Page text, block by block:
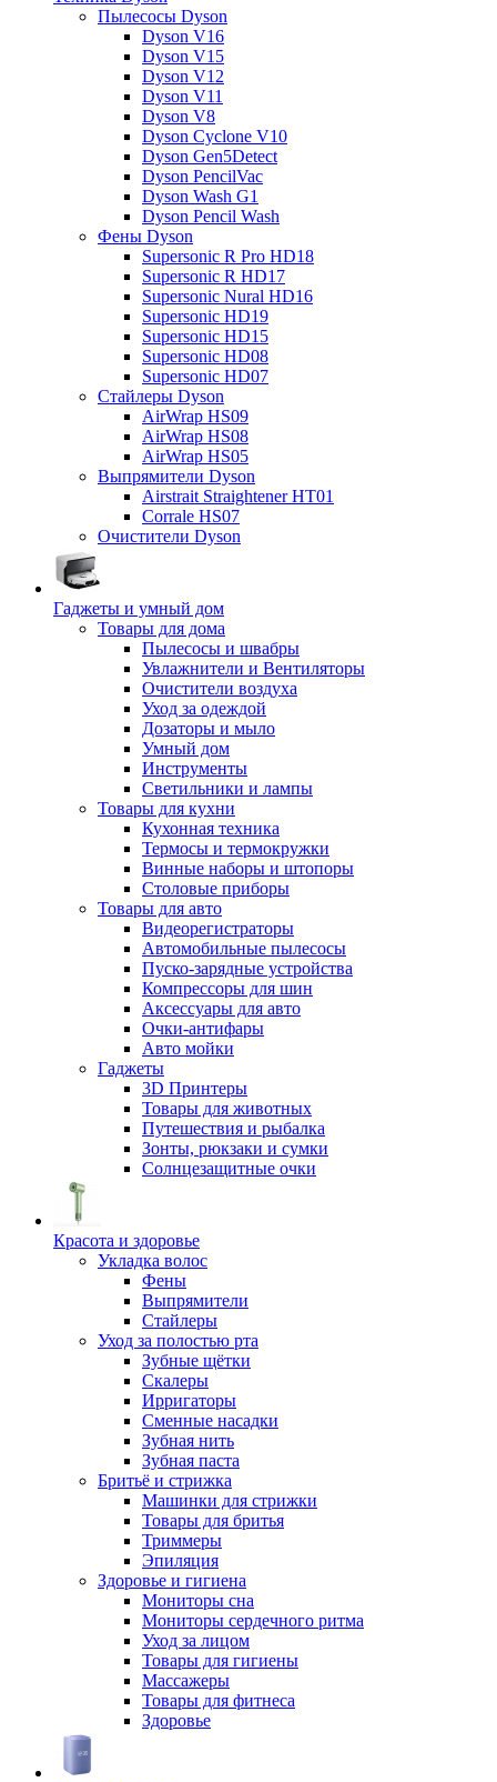
Пылесосы Dyson
Dyson V16
Dyson V15
Dyson V12
Dyson V11
Dyson V8
Dyson Cyclone V10
Dyson Gen5Detect
Dyson PencilVac
Dyson Wash G1
Dyson Pencil Wash
Фены Dyson
Supersonic R Pro HD18
Supersonic R HD17
Supersonic Nural HD16
Supersonic HD19
Supersonic HD15
Supersonic HD08
Supersonic HD07
Стайлеры Dyson
AirWrap HS09
AirWrap HS08
AirWrap HS05
Выпрямители Dyson
Airstrait Straightener HT01
Corrale HS07
Очистители Dyson
Гаджеты и умный дом
Товары для дома
Пылесосы и швабры
Увлажнители и Вентиляторы
Очистители воздуха
Уход за одеждой
Дозаторы и мыло
Умный дом
Инструменты
Светильники и лампы
Товары для кухни
Кухонная техника
Термосы и термокружки
Винные наборы и штопоры
Столовые приборы
Товары для авто
Видеорегистраторы
Автомобильные пылесосы
Пуско-зарядные устройства
Компрессоры для шин
Аксессуары для авто
Очки-антифары
Авто мойки
Гаджеты
3D Принтеры
Товары для животных
Путешествия и рыбалка
Зонты, рюкзаки и сумки
Солнцезащитные очки
Красота и здоровье
Укладка волос
Фены
Выпрямители
Стайлеры
Уход за полостью рта
Зубные щётки
Скалеры
Ирригаторы
Сменные насадки
Зубная нить
Зубная паста
Бритьё и стрижка
Машинки для стрижки
Товары для бритья
Триммеры
Эпиляция
Здоровье и гигиена
Мониторы сна
Мониторы сердечного ритма
Уход за лицом
Товары для гигиены
Массажеры
Товары для фитнеса
Здоровье